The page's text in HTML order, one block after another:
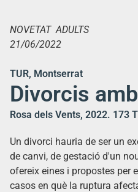
NOVETAT ADULTS
21/06/2022
TUR, Montserrat
Divorcis
Rosa dels Vents, 2022. 173
Un divorci hauria de ser un
de canvi, de gestació d'un
ofereix eines i propostes per
casos en què la ruptura